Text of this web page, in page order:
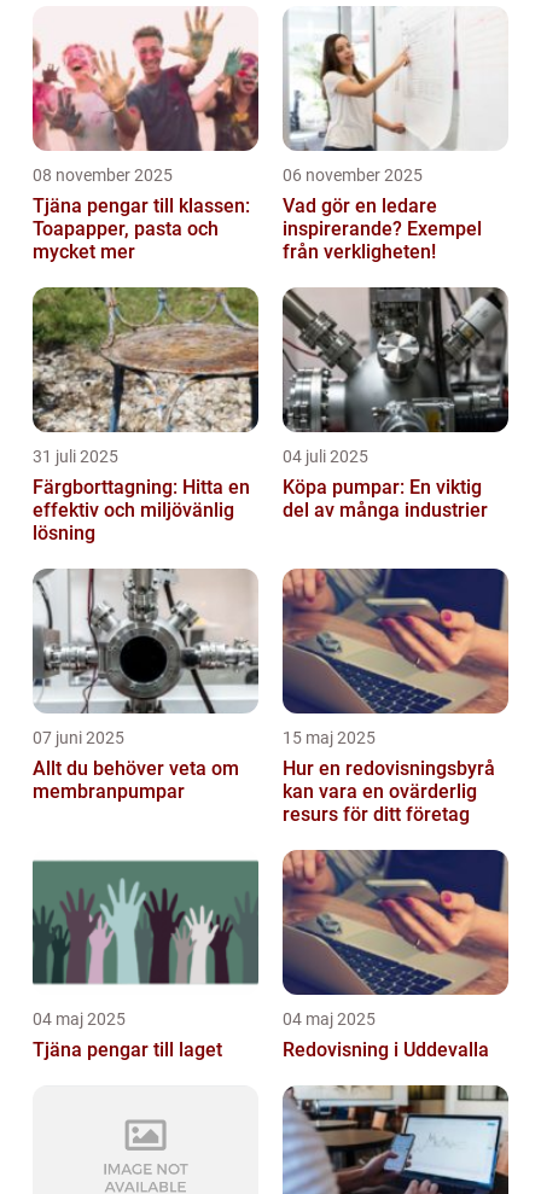
08 november 2025
Tjäna pengar till klassen:
Toapapper, pasta och
mycket mer
06 november 2025
Vad gör en ledare
inspirerande? Exempel
från verkligheten!
31 juli 2025
Färgborttagning: Hitta en
effektiv och miljövänlig
lösning
04 juli 2025
Köpa pumpar: En viktig
del av många industrier
07 juni 2025
Allt du behöver veta om
membranpumpar
15 maj 2025
Hur en redovisningsbyrå
kan vara en ovärderlig
resurs för ditt företag
04 maj 2025
Tjäna pengar till laget
04 maj 2025
Redovisning i Uddevalla